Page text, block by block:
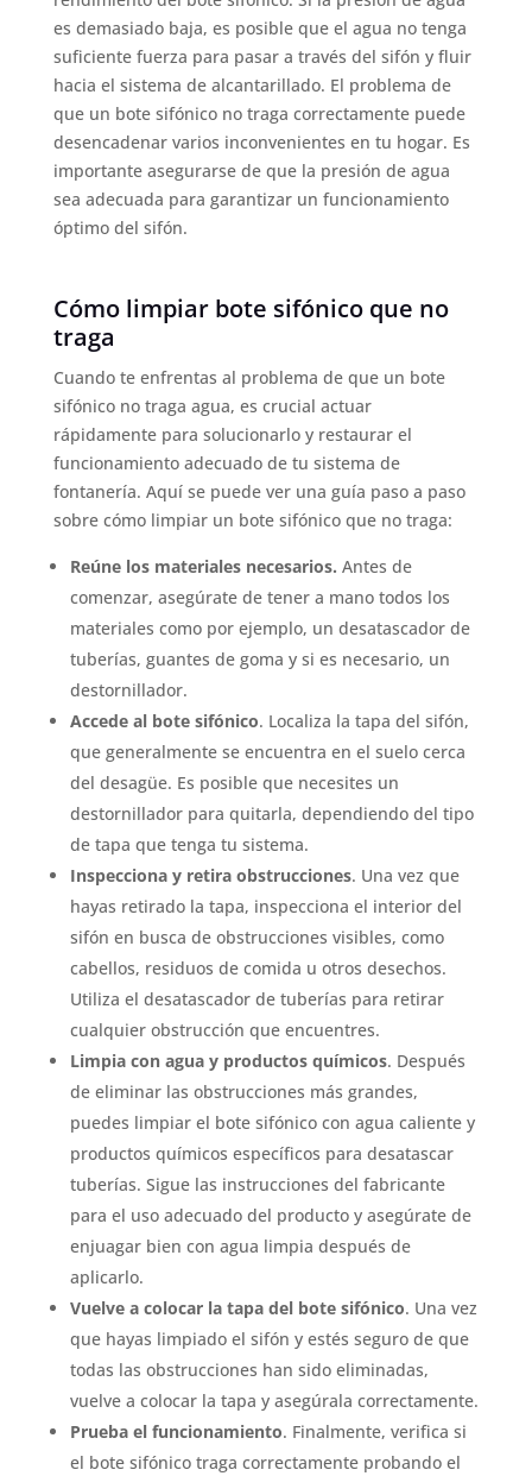
es demasiado baja, es posible que el agua no tenga
suficiente fuerza para pasar a través del sifón y fluir
hacia el sistema de alcantarillado. El problema de
que un bote sifónico no traga correctamente puede
desencadenar varios inconvenientes en tu hogar. Es
importante asegurarse de que la presión de agua
sea adecuada para garantizar un funcionamiento
óptimo del sifón.
Cómo limpiar bote sifónico que no
traga
Cuando te enfrentas al problema de que un bote
sifónico no traga agua, es crucial actuar
rápidamente para solucionarlo y restaurar el
funcionamiento adecuado de tu sistema de
fontanería. Aquí se puede ver una guía paso a paso
sobre cómo limpiar un bote sifónico que no traga:
Reúne los materiales necesarios. Antes de
comenzar, asegúrate de tener a mano todos los
materiales como por ejemplo, un desatascador de
tuberías, guantes de goma y si es necesario, un
destornillador.
Accede al bote sifónico. Localiza la tapa del sifón,
que generalmente se encuentra en el suelo cerca
del desagüe. Es posible que necesites un
destornillador para quitarla, dependiendo del tipo
de tapa que tenga tu sistema.
Inspecciona y retira obstrucciones. Una vez que
hayas retirado la tapa, inspecciona el interior del
sifón en busca de obstrucciones visibles, como
cabellos, residuos de comida u otros desechos.
Utiliza el desatascador de tuberías para retirar
cualquier obstrucción que encuentres.
Limpia con agua y productos químicos. Después
de eliminar las obstrucciones más grandes,
puedes limpiar el bote sifónico con agua caliente y
productos químicos específicos para desatascar
tuberías. Sigue las instrucciones del fabricante
para el uso adecuado del producto y asegúrate de
enjuagar bien con agua limpia después de
aplicarlo.
Vuelve a colocar la tapa del bote sifónico. Una vez
que hayas limpiado el sifón y estés seguro de que
todas las obstrucciones han sido eliminadas,
vuelve a colocar la tapa y asegúrala correctamente.
Prueba el funcionamiento. Finalmente, verifica si
el bote sifónico traga correctamente probando el